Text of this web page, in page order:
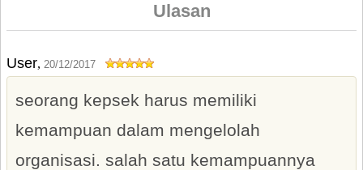
Ulasan
User, 20/12/2017
seorang kepsek harus memiliki
kemampuan dalam mengelolah
organisasi. salah satu kemampuannya